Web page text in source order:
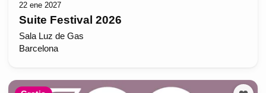
22 ene 2027
Suite Festival 2026
Sala Luz de Gas
Barcelona